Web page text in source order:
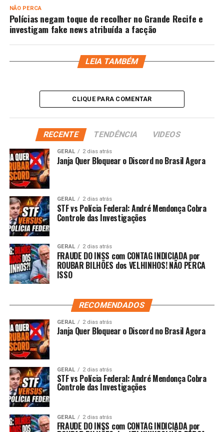
NÃO PERCA
Polícias negam toque de recolher no Grande Recife e
investigam fake news atribuída a facção
LEIA TAMBÉM
CLIQUE PARA COMENTAR
RECENTE TENDÊNCIA VIDEOS
GERAL 2 dias atrás
Janja Quer Bloquear o Discord no Brasil Agora
GERAL 2 dias atrás
STF vs Polícia Federal: André Mendonça Cobra
Controle das Investigações
GERAL 2 dias atrás
FRAUDE DO INSS com CONTAG INDICIADA por
ROUBAR BILHÕES dos VELHINHOS! NÃO PERCA
ISSO
RECOMENDADOS
GERAL 2 dias atrás
Janja Quer Bloquear o Discord no Brasil Agora
GERAL 2 dias atrás
STF vs Polícia Federal: André Mendonça Cobra
Controle das Investigações
GERAL 2 dias atrás
FRAUDE DO INSS com CONTAG INDICIADA por